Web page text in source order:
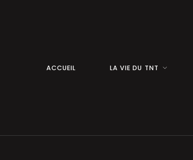
ACCUEIL LA VIE DU TNT